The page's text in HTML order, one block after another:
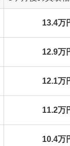
13.4万
12.9万
12.1万
11.2万
10.4万